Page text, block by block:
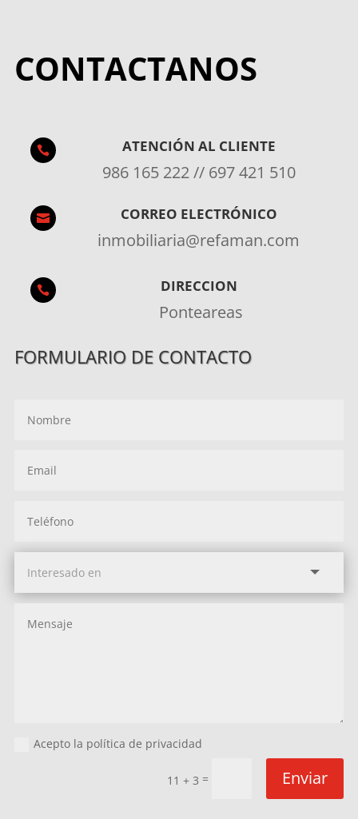
CONTACTANOS
 ATENCIÓN AL CLIENTE
986 165 222 // 697 421 510
 CORREO ELECTRÓNICO
inmobiliaria@refaman.com
 DIRECCION
Ponteareas
FORMULARIO DE CONTACTO
Acepto la política de privacidad
11 + 3 = Enviar